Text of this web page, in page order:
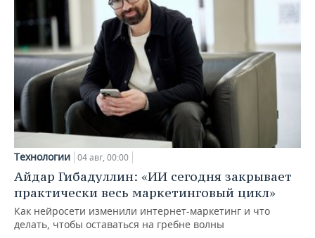
Технологии 04 авг, 00:00
Айдар Гибадуллин: «ИИ сегодня закрывает
практически весь маркетинговый цикл»
Как нейросети изменили интернет-маркетинг и что
делать, чтобы оставаться на гребне волны